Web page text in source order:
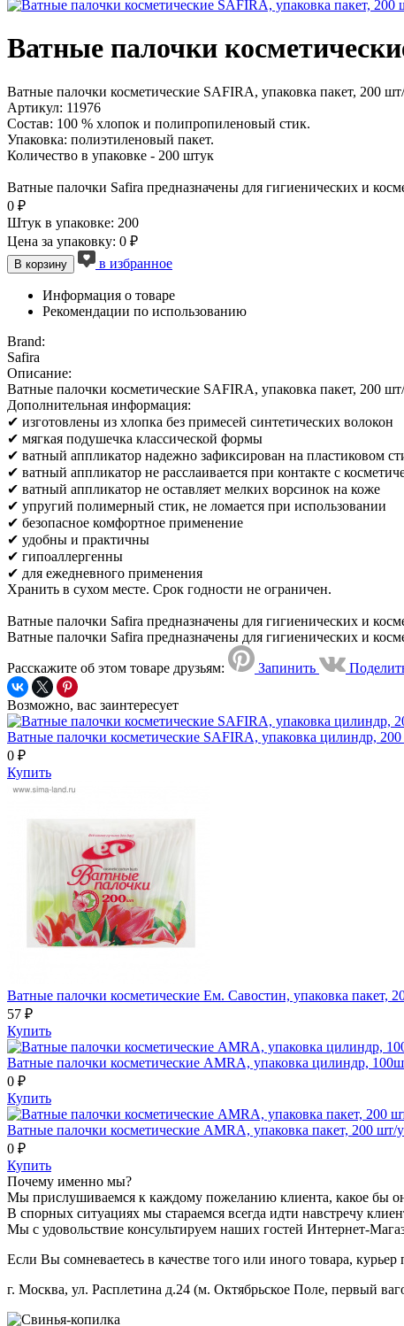
Ватные палочки
Ватные палочки косметические SAFIRA, упаковка пакет, 200
Артикул: 11976
Состав: 100 % хлопок и полипропиленовый стик.
Упаковка: полиэтиленовый пакет.
Количество в упаковке - 200 штук
Ватные палочки Safira предназначены для гигиенических и
0 ₽
Штук в упаковке: 200
Цена за упаковку: 0 ₽
В корзину в избранное
Информация о товаре
Рекомендации по использованию
Brand:
Safira
Описание:
Ватные палочки косметические SAFIRA, упаковка пакет, 200
Дополнительная информация:
✔ изготовлены из хлопка без примесей синтетических волокон
✔ мягкая подушечка классической формы
✔ ватный аппликатор надежно зафиксирован на пластиковом
✔ ватный аппликатор не расслаивается при контакте с
✔ ватный аппликатор не оставляет мелких ворсинок на коже
✔ упругий полимерный стик, не ломается при использовании
✔ безопасное комфортное применение
✔ удобны и практичны
✔ гипоаллергенны
✔ для ежедневного применения
Хранить в сухом месте. Срок годности не ограничен.
Ватные палочки Safira предназначены для гигиенических и
Ватные палочки Safira предназначены для гигиенических и
Расскажите об этом товаре друзьям: Запинить
Возможно, вас заинтересует
Ватные палочки косметические SAFIRA, упаковка цилиндр,
0 ₽
Купить
Ватные палочки косметические Ем. Савостин, упаковка пакет,
57 ₽
Купить
Ватные палочки косметические AMRA, упаковка цилиндр,
0 ₽
Купить
Ватные палочки косметические AMRA, упаковка пакет, 200 шт/
0 ₽
Купить
Почему именно мы?
Мы прислушиваемся к каждому пожеланию клиента, какое бы
В спорных ситуациях мы стараемся всегда идти навстречу
Мы с удовольствие консультируем наших гостей Интернет-
Если Вы сомневаетесь в качестве того или иного товара,
г. Москва, ул. Расплетина д.24 (м. Октябрьское Поле, первый